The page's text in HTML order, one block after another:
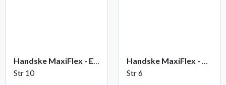
Handske MaxiFlex - Elite
Str 10
Handske MaxiFlex - Cut
Str 6